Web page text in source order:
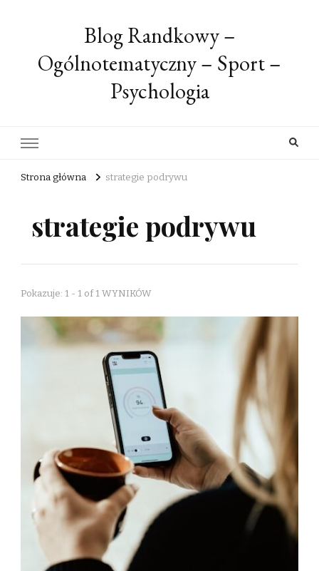
Blog Randkowy –
Ogólnotematyczny – Sport –
Psychologia
Strona główna strategie podrywu
strategie podrywu
Pokazuje: 1 - 1 of 1 WYNIKÓW